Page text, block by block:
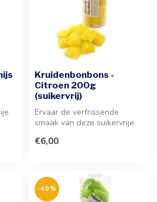
Kruidenbonbons -
Citroen 200g
(suikervrij)
Ervaar de verfrissende
smaak van deze suikervrije
hoogwaardi...
€6,00
-40%